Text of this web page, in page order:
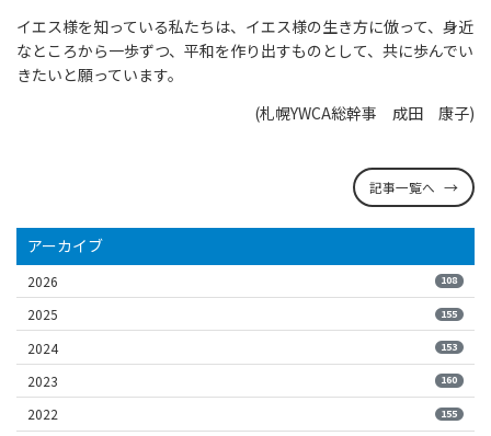
イエス様を知っている私たちは、イエス様の生き方に倣って、身近
なところから一歩ずつ、平和を作り出すものとして、共に歩んでい
きたいと願っています。
(札幌YWCA総幹事 成田 康子)
記事一覧へ
アーカイブ
2026 108
2025 155
2024 153
2023 160
2022 155